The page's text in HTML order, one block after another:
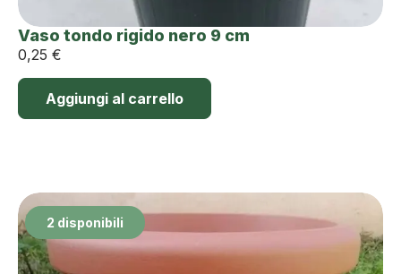
Vaso tondo rigido nero 9 cm
0,25 €
Aggiungi al carrello
2 disponibili